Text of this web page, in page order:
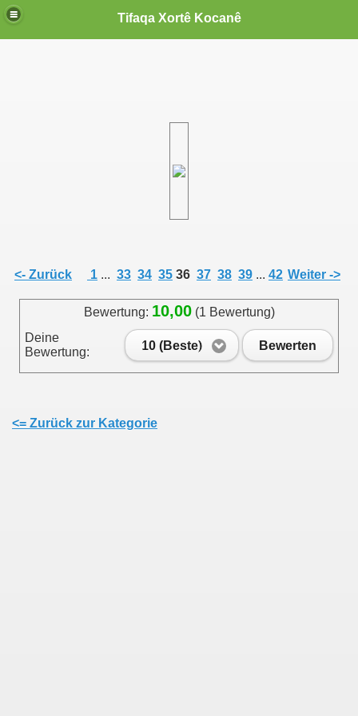
Tifaqa Xortê Kocanê
<- Zurück 1 ... 33 34 35 36 37 38 39 ... 42 Weiter ->
Bewertung: 10,00(1 Bewertung)
Deine
Bewertung:
10 (Beste) Bewerten
<= Zurück zur Kategorie